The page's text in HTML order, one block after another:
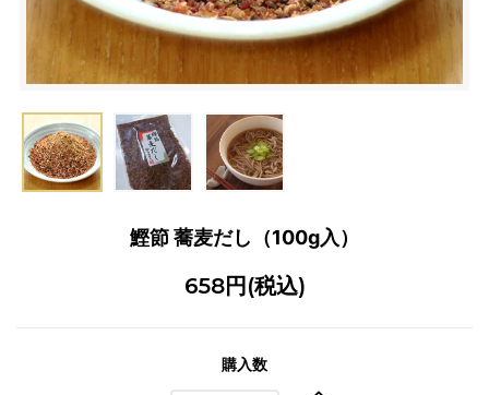
鰹節 蕎麦だし（100g入）
658円(税込)
購入数